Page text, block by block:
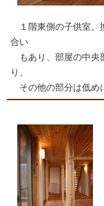
１階東側の子供室。
合い
もあり、部屋の中央
り、
その他の部分は低め